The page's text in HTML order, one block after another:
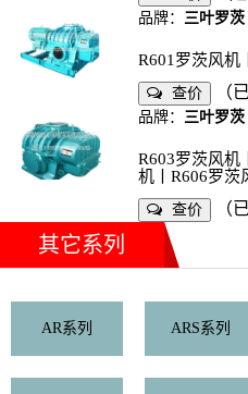
品牌： 三叶罗茨
R601罗茨风机
查价 （
品牌： 三叶罗茨
R603罗茨风机
机丨R606罗茨
查价 （
其它系列
AR系列 ARS系列